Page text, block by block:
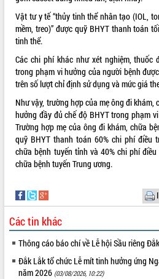
VIDEO
Không có file video nào để phát.
ALBUM ẢNH
LIÊN KẾT WEB
Vật tư y tế “thủy tinh thể nhân tạo (IOL,
mềm, treo)” được quỹ BHYT thanh toán
tinh thể.
Các chi phí khác như xét nghiệm,
trong phạm vi hưởng của người bệnh
trên số lượt chỉ định sử dụng và mức giá
Như vậy, trường hợp của mẹ ông đi
hưởng đầy đủ chế độ BHYT trong phạm
Trường hợp mẹ của ông đi khám, chữa
quỹ BHYT thanh toán 60% chi phí điều
chữa bệnh tuyến tỉnh và 40% chi phí
chữa bệnh tuyến Trung ương.
Các tin khác
Thông cáo báo chí về Lễ hội Sầu riêng
Đắk Lắk tổ chức Lễ mít tinh hưởng ứng
năm 2026 (03/08/2026, 10:22)